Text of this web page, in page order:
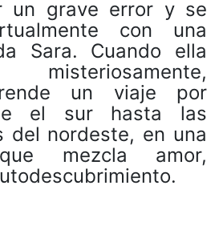
un grave error y se
con una
Sara. Cuando ella
misteriosamente,
un viaje por
el sur hasta las
del nordeste, en una
mezcla amor,